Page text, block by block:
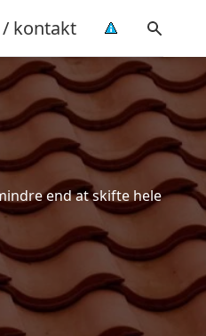
kontakt
end at skifte hele